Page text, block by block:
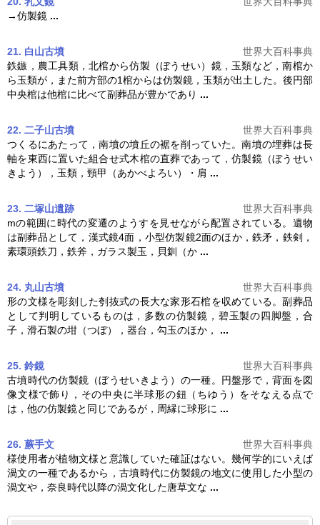
→仿製鏡 ...
21. 白山古墳
世界大百科事典
鉄鏃，農工具類，北棺から仿製（ぼうせい）鏡，玉類など，南棺か
ら玉類が，また前方部の1棺からは仿製鏡 ，玉類が出土した。後円部
中央棺は他棺に比べて副葬品が豊かであり ...
22. 二子山古墳
世界大百科事典
つくるにあたって，南墳の墳丘の裾を削っていた。南墳の埋葬は長
軸を東西に置いた組合せ式木棺の直葬であって，仿製鏡（ぼうせい
きよう），玉類，頸甲（あかべよろい）・肩 ...
23. 二塚山遺跡
世界大百科事典
mの範囲に時代の変遷のようすを見せながら配置されている。遺物
は副葬品として，漢式鏡4面，小型仿製鏡2面のほか，鉄矛，鉄剣，
素環頭鉄刀，鉄斧，ガラス製玉，貝釧（か ...
24. 丸山古墳
世界大百科事典
形の文様を彫刻した刳抜式の長大な家形石棺を収めている。副葬品
として判明しているものは，多数の仿製鏡 ，碧玉製の四脚盤，合
子，滑石製の坩（つぼ），器台，勾玉のほか， ...
25. 鈴鏡
世界大百科事典
古墳時代の仿製鏡 （ぼうせいきよう）の一種。円盤形で，背面を図
像文様で飾り，その中央に半球形の鈕（ちゆう）をそなえる点で
は，他の仿製鏡と同じであるが，周縁に球形に ...
26. 蕨手文
世界大百科事典
様使用者が植物文様と意識していた確証はない。幾何学的にいえば
渦文の一種であるから，古墳時代に仿製鏡の地文に使用した小型の
渦文や，奈良時代以降の渦文化した唐草文な ...